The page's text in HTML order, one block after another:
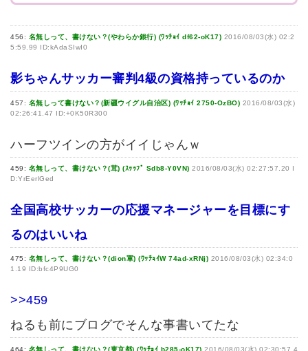
456: 名無しって、書けない？(やわらか銀行) (ﾜｯﾁｮｲ df62-oK17) 2016/08/03(水) 02:2
5:59.99 ID:kAdaSIwI0
影ちゃんサッカー審判4級の資格持っているのか
457: 名無しって書けない？(新疆ウイグル自治区) (ﾜｯﾁｮｲ 2750-OzBO) 2016/08/03(水)
02:26:41.47 ID:+0K50R300
ハーフツインの方がイイじゃんｗ
459: 名無しって、書けない？(茸) (ｽｯｯﾌﾟ Sdb8-Y0VN) 2016/08/03(水) 02:27:57.20 I
D:YrEerlGed
全国高校サッカーの応援マネージャーを目標にす
るのはいいね
475: 名無しって、書けない？(dion軍) (ﾜｯﾁｮｲW 74ad-xRNj) 2016/08/03(水) 02:34:0
1.19 ID:bfc4P9UG0
>>459
ねるも前にブログでそんな事書いてたな
464: 名無しって、書けない？(東京都) (ﾜｯﾁｮｲ b285-oK17) 2016/08/03(水) 02:30:57.4